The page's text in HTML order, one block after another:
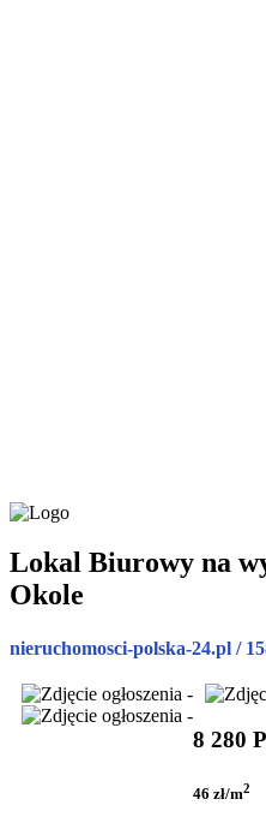
Lokal Biurowy na
Okole
nieruchomosci-polska-24.pl /
8 280
46 zł/m2